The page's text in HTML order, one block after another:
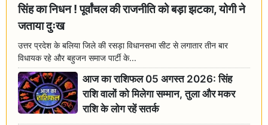
सिंह का निधन ! पूर्वांचल की राजनीति को बड़ा झटका, योगी ने
जताया दुःख
उत्तर प्रदेश के बलिया जिले की रसड़ा विधानसभा सीट से लगातार तीन बार
विधायक रहे और बहुजन समाज पार्टी के...
आज का राशिफल 05 अगस्त 2026: सिंह
राशि वालों को मिलेगा सम्मान, तुला और मकर
राशि के लोग रहें सतर्क